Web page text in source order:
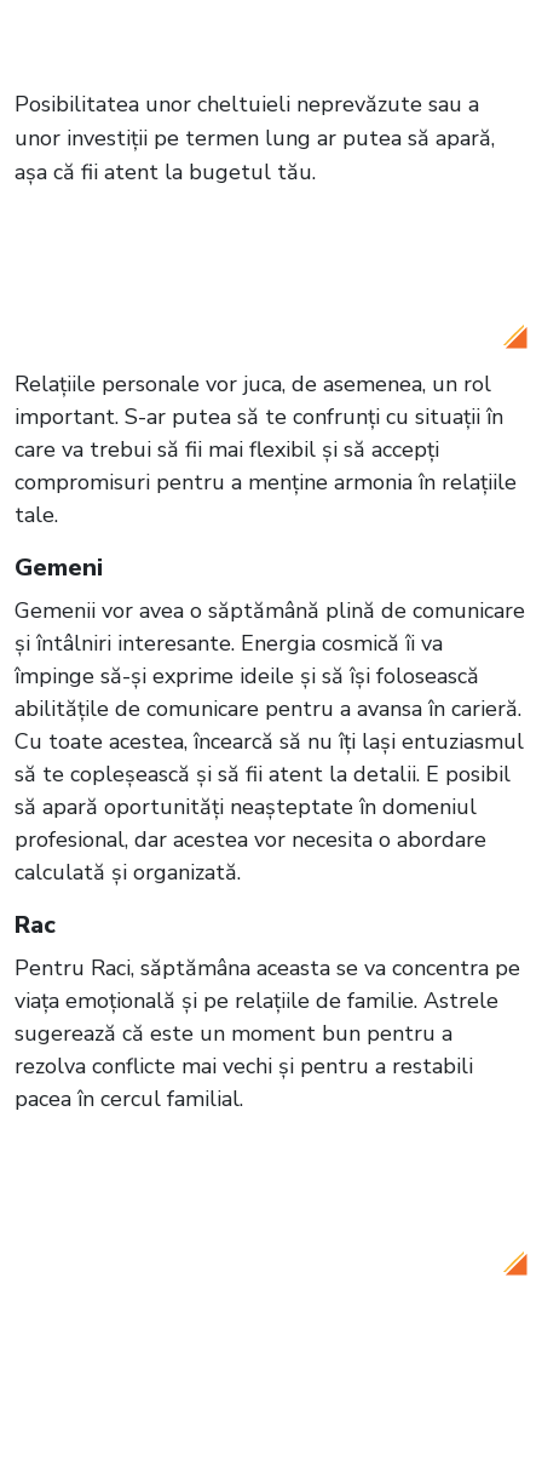
Posibilitatea unor cheltuieli neprevăzute sau a
unor investiții pe termen lung ar putea să apară,
așa că fii atent la bugetul tău.
Relațiile personale vor juca, de asemenea, un rol
important. S-ar putea să te confrunți cu situații în
care va trebui să fii mai flexibil și să accepți
compromisuri pentru a menține armonia în relațiile
tale.
Gemeni
Gemenii vor avea o săptămână plină de comunicare
și întâlniri interesante. Energia cosmică îi va
împinge să-și exprime ideile și să își folosească
abilitățile de comunicare pentru a avansa în carieră.
Cu toate acestea, încearcă să nu îți lași entuziasmul
să te copleșească și să fii atent la detalii. E posibil
să apară oportunități neașteptate în domeniul
profesional, dar acestea vor necesita o abordare
calculată și organizată.
Rac
Pentru Raci, săptămâna aceasta se va concentra pe
viața emoțională și pe relațiile de familie. Astrele
sugerează că este un moment bun pentru a
rezolva conflicte mai vechi și pentru a restabili
pacea în cercul familial.